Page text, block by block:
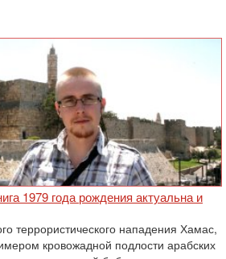
1979 года рождения актуальна и
террористического нападения Хамас,
кровожадной подлости арабских